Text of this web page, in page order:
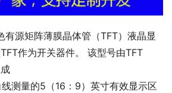
有源矩阵薄膜晶体管（TFT）液晶显
作为开关器件。 该型号由TFT
测量的5（16：9）英寸有效显示区